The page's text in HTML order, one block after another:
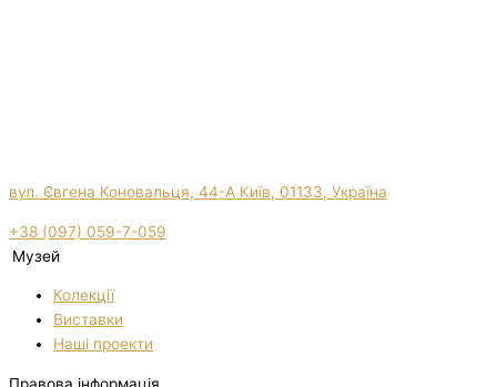
вул. Євгена Коновальця, 44-А Київ, 01133, Україна
+38 (097) 059-7-059
Музей
Колекції
Виставки
Нашi проекти